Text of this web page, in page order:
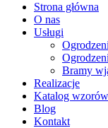
Strona główna
O nas
Usługi
Bramy
Realizacje
Katalog wzorów
Blog
Kontakt